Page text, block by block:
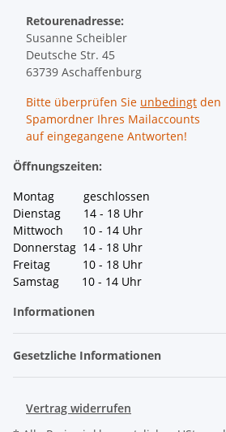
Retourenadresse:
Susanne Scheibler
Deutsche Str. 45
63739 Aschaffenburg
Bitte überprüfen Sie unbedingt den
Spamordner Ihres Mailaccounts
auf eingegangene Antworten!
Öffnungszeiten:
Montag geschlossen
Dienstag 14 - 18 Uhr
Mittwoch 10 - 14 Uhr
Donnerstag 14 - 18 Uhr
Freitag 10 - 18 Uhr
Samstag 10 - 14 Uhr
Informationen
Gesetzliche Informationen
Vertrag widerrufen